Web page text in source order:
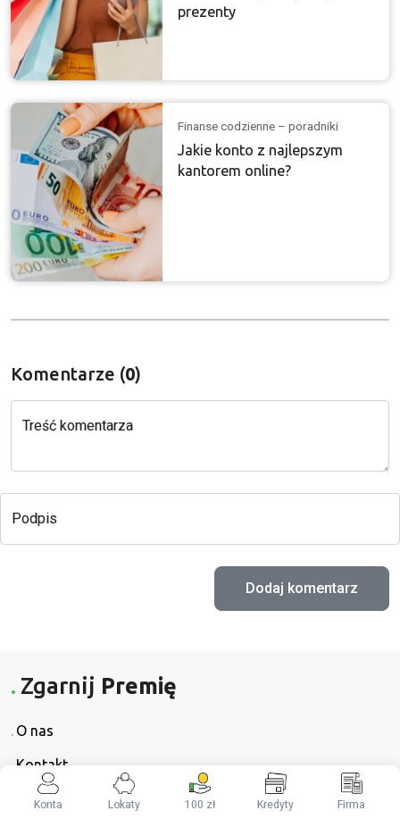
prezenty
Finanse codzienne – poradniki
Jakie konto z najlepszym
kantorem online?
Komentarze (0)
Treść komentarza
Podpis
Zgarnij Premię
O nas
Kontakt
Regulamin
Konta Lokaty 100 zł Kredyty Firma